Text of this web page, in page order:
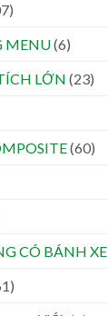
MENU(6)
LỚN (23)
(60)
CÓ BÁNH XE